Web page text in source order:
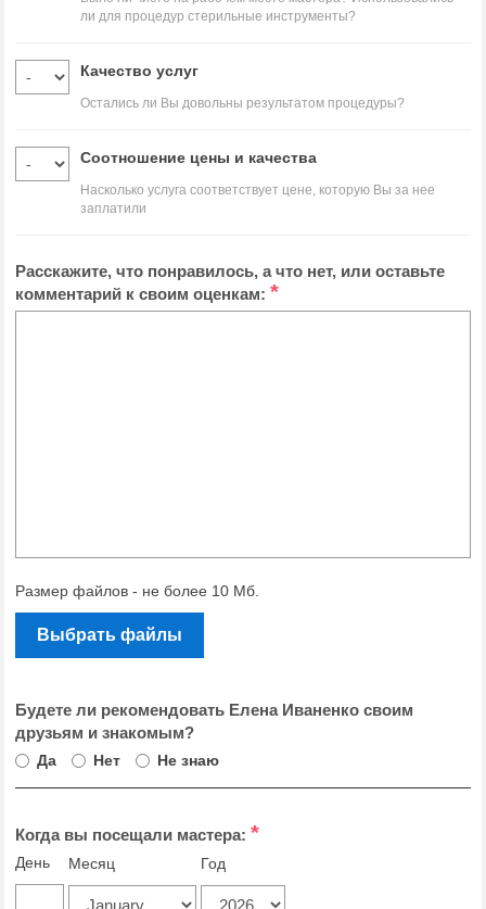
ли для процедур стерильные инструменты?
Качество услуг
Остались ли Вы довольны результатом процедуры?
Соотношение цены и качества
Насколько услуга соответствует цене, которую Вы за нее
заплатили
Расскажите, что понравилось, а что нет, или оставьте
комментарий к своим оценкам: *
Размер файлов - не более 10 Мб.
Выбрать файлы
Будете ли рекомендовать Елена Иваненко своим
друзьям и знакомым?
Да Нет Не знаю
Когда вы посещали мастера: *
День Месяц Год